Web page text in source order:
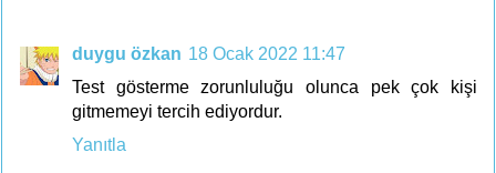
duygu özkan 18 Ocak 2022 11:47
Test gösterme zorunluluğu olunca pek çok kişi
gitmemeyi tercih ediyordur.
Yanıtla